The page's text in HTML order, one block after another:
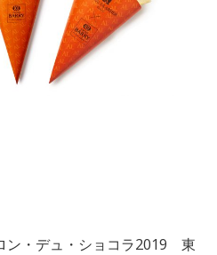
ン・デュ・ショコラ2019 東